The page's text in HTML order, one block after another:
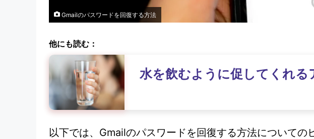
Gmailのパスワードを回復する方法
他にも読む：
水を飲むように促してくれる
以下では、Gmailのパスワードを回復する方法について